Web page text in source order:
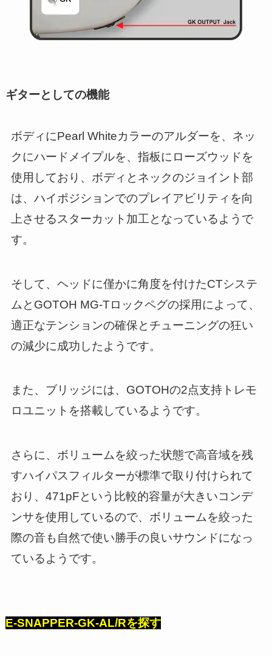
ギターとしての機能
ボディにPearl Whiteカラーのアルダーを、ネッ
クにハードメイプルを、指板にローズウッドを
使用しており、ボディとネックのジョイント部
は、ハイポジションでのプレイアビリティを向
上させるスターカット加工となっているようで
す。
そして、ヘッドに僅かに角度を付けたCTシステ
ムとGOTOH MG-Tロックペグの採用によって、
適正なテンションの確保とチューニングの狂い
の減少に成功したようです。
また、ブリッジには、GOTOHの2点支持トレモ
ロユニットを搭載しているようです。
さらに、ボリュームを絞った状態で高音域を残
すハイパスフィルターが標準で取り付けられて
おり、471pFという比較的容量が大きいコンデ
ンサを使用しているので、ボリュームを絞った
際の音も自然で使い勝手の良いサウンドになっ
ているようです。
E-SNAPPER-GK-AL/Rを探す